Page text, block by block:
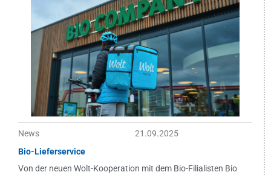
News
21.09.2025
Bio-Lieferservice
Von der neuen Wolt-Kooperation mit dem Bio-Filialisten Bio